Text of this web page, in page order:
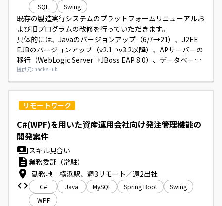
SQL
Swing
既存の製造実行システムのプラットフォームリニューアルお
よび旧プログラムの改修を行っていただきます。
具体的には、Javaのバージョンアップ（6/7→21）、J2EE
EJBのバージョンアップ（v2.1→v3.2以降）、APサーバーの
移行（WebLogic Server→JBoss EAP 8.0）、データベース
の移行（DB2→PostgreSQL）などの作業をお願いいたしま
す。
UIはSwingを利用し、フレームワークは独自開発のものを扱
います。
提供元: hacksHub
リモートワーク
C#(WPF)を用いた資産運用会社向け発注管理機能の
開発案件
スキル見合い
業務委託（常駐）
勤務地：横浜駅、週3リモート／週2出社
C# Java MySQL Spring Boot
Swing
WPF